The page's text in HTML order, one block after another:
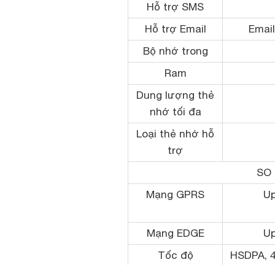
Hỗ trợ SMS
Hỗ trợ Email
Bộ nhớ trong
Ram
Dung lượng thẻ
nhớ tối đa
Loại thẻ nhớ hỗ
trợ
SO
Mạng GPRS
Mạng EDGE
Tốc độ
HSDPA,